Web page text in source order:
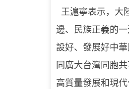
王滬寧表示，大
邊、民族正義的
設好、發展好中
同廣大台灣同胞
高質量發展和現